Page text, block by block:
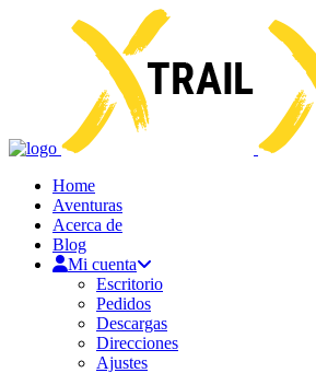
Home
Aventuras
Acerca de
Blog
Mi cuenta
Escritorio
Pedidos
Descargas
Direcciones
Ajustes